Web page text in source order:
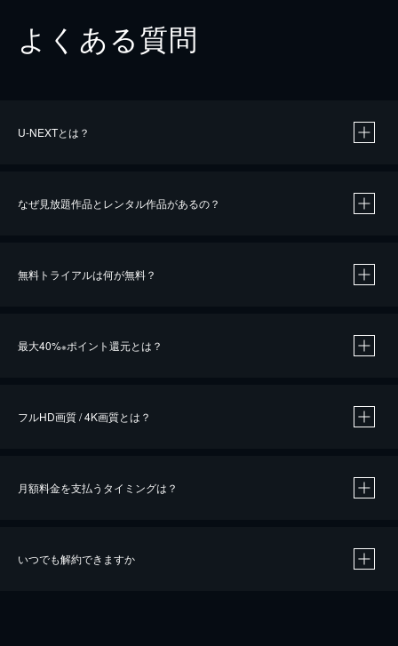
よくある質問
U-NEXTとは？
なぜ見放題作品とレンタル作品があるの？
無料トライアルは何が無料？
最大40%※ポイント還元とは？
※40％ポイント還元の対象は、クレジットカード決済による作品の購入 / レンタルです。
iOSアプリのUコイン決済による作品の購入 / レンタルは、20％のポイント還元です。
フルHD画質 / 4K画質とは？
月額料金を支払うタイミングは？
いつでも解約できますか